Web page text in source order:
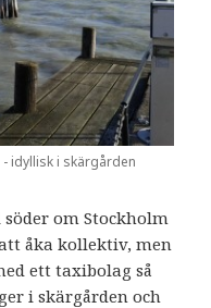
idyllisk i skärgården
om Stockholm
åka kollektiv, men
ett taxibolag så
i skärgården och